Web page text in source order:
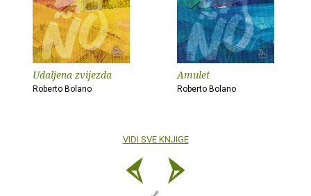
Udaljena zvijezda
Roberto Bolano
Amulet
Roberto Bolano
VIDI SVE KNJIGE